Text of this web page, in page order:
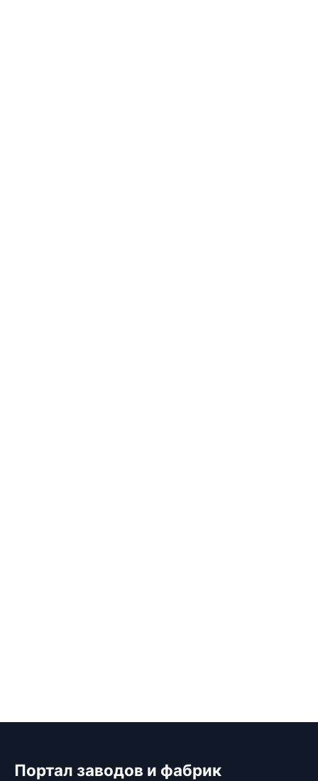
Портал заводов и фабрик